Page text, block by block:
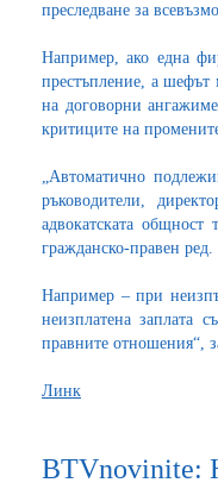
преследване за
Например, ако една
престъпление, а шефът
на договорни
критиците на
„Автоматично
ръководители,
адвокатската
гражданско-правен ред.
Например – при
неизплатена заплата
правните отношения“,
Линк
BTVnovinite: